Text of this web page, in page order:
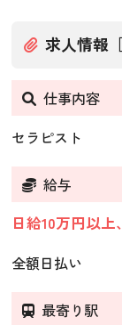
求人情報
仕事内容
セラピスト
給与
日給10万円以
全額日払い
最寄り駅